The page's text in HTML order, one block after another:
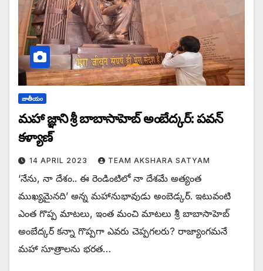
జాతీయం
మహా జ్ఞాని శ్రీ బాబాసాహెబ్ అంబేద్కర్: పవన్
కళ్యాణ్
14 APRIL 2023 TEAM AKSHARA SATYAM
‘నేను, నా దేశం.. ఈ రెండింటిలో నా దేశమే అత్యంత
ముఖ్యమైనది’ అన్న మహానుభావుడు అంబెడ్కర్. ఇటువంటి
ఎంత గొప్ప మాటలు, ఇంత మంచి మాటలు శ్రీ బాబాసాహెబ్
అంబేద్కర్ కన్నా గొప్పగా ఎవరు చెప్పగలరు? రాజ్యాంగమనే
మహా సూత్రాలను భరత…